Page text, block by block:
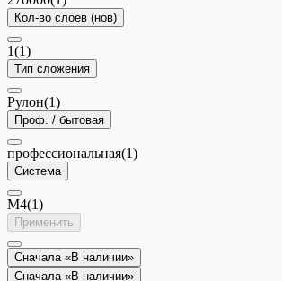
Кол-во слоев (нов)
1(1)
Тип сложения
Рулон(1)
Проф. / бытовая
профессиональная(1)
Система
М4(1)
Применить
Сначала «В наличии»
Сначала «В наличии»